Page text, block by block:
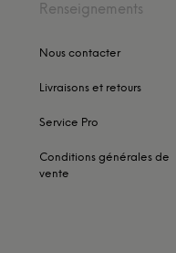
Renseignements
Nous contacter
Livraisons et retours
Service Pro
Conditions générales de
vente